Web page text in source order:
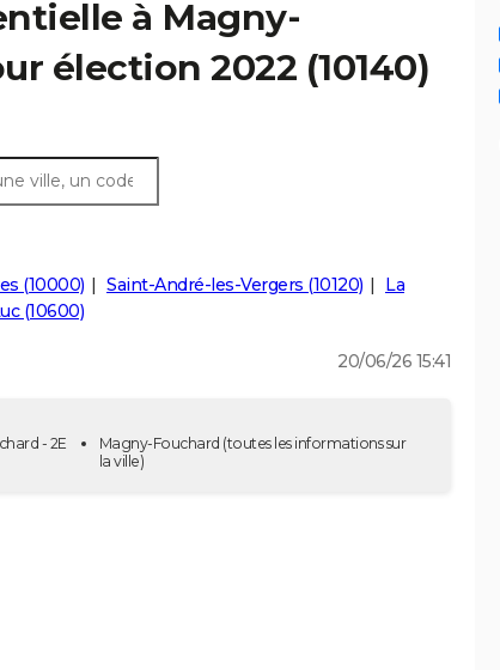
à Magny-
élection 2022 (10140)
(10000) Saint-André-les-Vergers (10120)
La
(10600)
20/06/26 15:41
- 2E
Magny-Fouchard (toutes les informations sur
la ville)